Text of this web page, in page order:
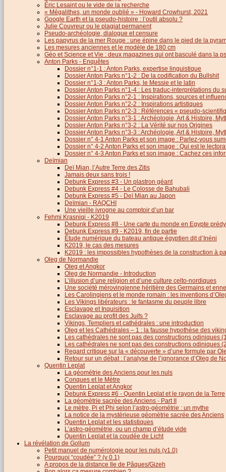
Éric Lesaint ou le vide de la recherche
« Mégalithes, un monde oublié » - Howard Crowhurst, 2021
Google Earth et la pseudo-histoire : l’outil absolu ?
Julie Couvreur ou le plagiat permanent
Pseudo-archéologie, dialogue et censure
Les papyrus de la mer Rouge : une épine dans le pied de la
Les mesures anciennes et le modèle de 180 cm
Géo et Science et Vie : deux magazines qui ont basculé dans la
Anton Parks - Enquêtes
Dossier n°1-1 : Anton Parks, expertise linguistique
Dossier Anton Parks n°1-2 : De la codification du Bullshit
Dossier n°1-3 : Anton Parks, le Messie et le latin
Dossier Anton Parks n°1-4 : Les traduc-interprétations du
Dossier Anton Parks n°2-1 : Inspirations, sources et
Dossier Anton Parks n°2-2 : Inspirations artistiques
Dossier Anton Parks n°2-3 : Références « pseudo-
Dossier Anton Parks n°3-1 : Archéologie, Art & Histoire,
Dossier Anton Parks n°3-2 : La Vérité sur nos Origines
Dossier Anton Parks n°3-3 : Archéologie, Art & Histoire,
Dossier n° 4-1 Anton Parks et son image : Parlez-vous
Dossier n° 4-2 Anton Parks et son image : Qui est le
Dossier n° 4-3 Anton Parks et son image : Cachez ces
Deïmian
Deï Mian, l’Autre Terre des Zitis
Jamais deux sans trois !
Debunk Express #3 - Un plastron géant
Debunk Express #4 - Le Colosse de Bahubali
Debunk Express #5 - Deï Mian au Japon
Deïmian - RAQCHI
Une vieille ivrogne au comptoir d’un bar
Fehmi Krasniqi - K2019
Debunk Express #8 - Une carte du monde en Egypte
Debunk Express #9 - K2019, fin de partie
Étude numérique du bateau antique égyptien dit d’Inéni
K2019, le cas des mesures
K2019 : les impossibles hypothèses de la construction à
Oleg de Normandie
Oleg et Angkor
Oleg de Normandie - Introduction
L’illusion d’une religion et d’une culture celto-nordiques
Une société mérovingienne héritière des Germains et
Les Carolingiens et le monde romain : les inventions
Les Vikings libérateurs : le fantasme du peuple libre
Esclavage et Inquisition
Esclavage au profit des Juifs ?
Vikings, Templiers et cathédrales : une introduction
Oleg et les Cathédrales – 1 : la fausse hypothèse des
Les cathédrales ne sont pas des constructions odiniques
Les cathédrales ne sont pas des constructions odiniques
Regard critique sur la « découverte » d’une formule par
Retour sur un débat : l’analyse de l’ignorance d’Oleg de
Quentin Leplat
La géométrie des Anciens pour les nuls
Conques et le Mètre
Quentin Leplat et Angkor
Debunk Express #6 - Quentin Leplat et le rayon de la Terre
La géomètrie sacrée des Anciens - Part II
Le mètre, Pi et Phi selon l’astro-géométrie : un mythe
La notice de la mystérieuse géomètrie sacrée des Anciens
Quentin Leplat et les statistiques
L’astro-géométrie, ou un champ d’étude vide
Quentin Leplat et la coudée de Licht
La révélation de Gollum
Petit manuel de numérologie pour les nuls (v1.0)
Pourquoi “coudée” ? (v 0.1)
A propos de la distance Ile de Pâques/Gizeh